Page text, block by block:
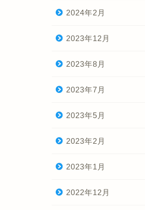
2024年2月
2023年12月
2023年8月
2023年7月
2023年5月
2023年2月
2023年1月
2022年12月